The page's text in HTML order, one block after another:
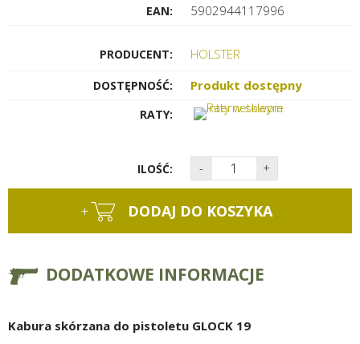
EAN: 5902944117996
PRODUCENT: HOLSTER
DOSTĘPNOŚĆ: Produkt dostępny
RATY:
ILOŚĆ: - +
+ DODAJ DO KOSZYKA
DODATKOWE INFORMACJE
Kabura skórzana do pistoletu GLOCK 19